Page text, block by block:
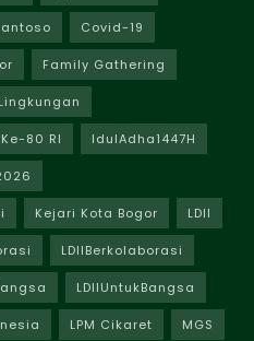
Covid-19
Family Gathering
Ke-80 RI IdulAdha1447H
Kejari Kota Bogor LDII
LDIIBerkolaborasi
LDIIUntukBangsa
LPM Cikaret MGS